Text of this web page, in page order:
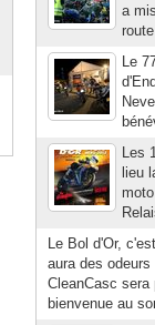
a
Le
Les
lieu
Le Bol d'Or,
aura des
CleanCasc
bienvenue au